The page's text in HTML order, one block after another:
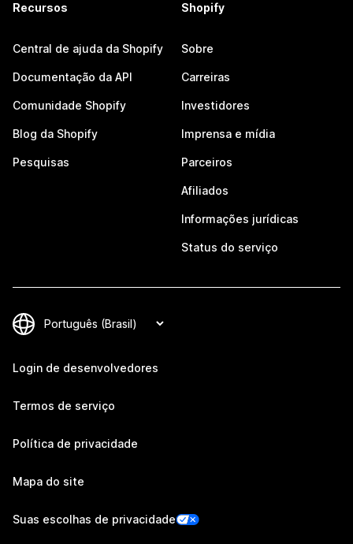
Recursos
Central de ajuda da Shopify
Documentação da API
Comunidade Shopify
Blog da Shopify
Pesquisas
Shopify
Sobre
Carreiras
Investidores
Imprensa e mídia
Parceiros
Afiliados
Informações jurídicas
Status do serviço
Login de desenvolvedores
Termos de serviço
Política de privacidade
Mapa do site
Suas escolhas de privacidade